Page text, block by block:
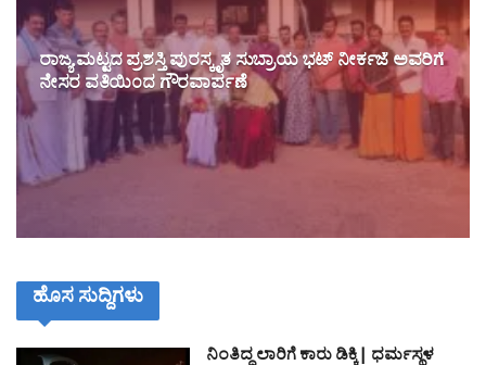
ರಾಜ್ಯ ಮಟ್ಟದ ಪ್ರಶಸ್ತಿ ಪುರಸ್ಕೃತ ಸುಬ್ರಾಯ ಭಟ್ ನೀರ್ಕಜೆ ಅವರಿಗೆ
ನೇಸರ ವತಿಯಿಂದ ಗೌರವಾರ್ಪಣೆ
ಹೊಸ ಸುದ್ದಿಗಳು
ನಿಂತಿದ್ದ ಲಾರಿಗೆ ಕಾರು ಡಿಕ್ಕಿ| ಧರ್ಮಸ್ಥಳ